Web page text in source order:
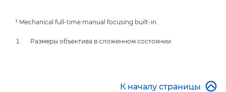
¹ Mechanical full-time manual focusing built-in.
Размеры объектива в сложенном состоянии
К началу страницы 